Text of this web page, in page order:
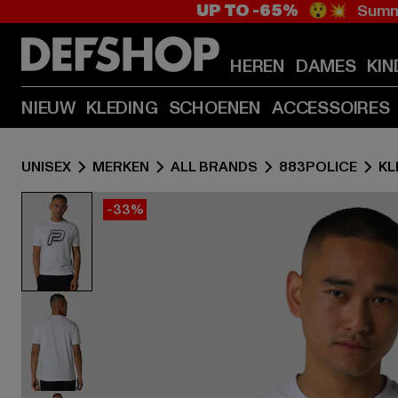
UP TO -65% 😲💥
HEREN DAMES
NIEUW KLEDING SCHOENEN ACCESSOIRES
UNISEX MERKEN ALL BRANDS 883POLICE
-33%